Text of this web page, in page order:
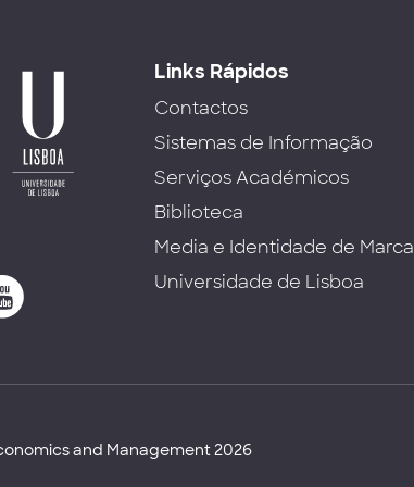
Links Rápidos
Contactos
Sistemas de Informação
Serviços Académicos
Biblioteca
Media e Identidade de Marca
Universidade de Lisboa
and Management 2026